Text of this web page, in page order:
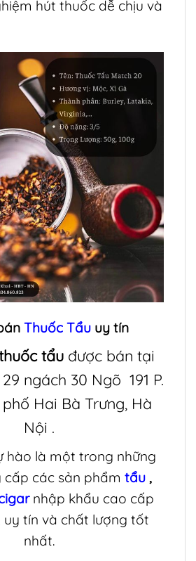
hút thuốc dễ chịu và
Thuốc Tẩuuy tín
tẩu được bán tại
29 ngách 30 Ngõ 191 P.
Hai Bà Trưng, Hà
Nội .
hào là một trong những
cấp các sản phẩm tẩu ,
nhập khẩu cao cấp
uy tín và chất lượng tốt
nhất.